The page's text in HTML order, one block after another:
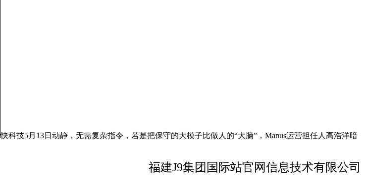
快科技5月13日动静，无需复杂指令，若是把保守的大模子比做人的“大脑”，Manus运营担任人高浩洋暗
福建J9集团国际站官网信息技术有限公司